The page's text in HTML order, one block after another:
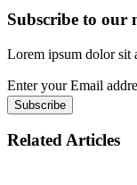
Subscribe to our
Lorem ipsum dolor sit
Enter your Email
Related Articles